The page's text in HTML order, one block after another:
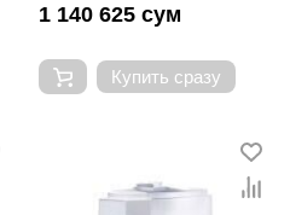
1 140 625 сум
Купить сразу